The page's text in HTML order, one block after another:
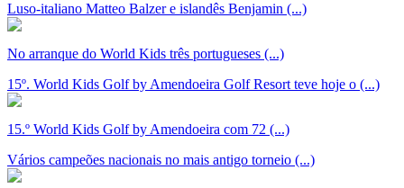
Luso-italiano Matteo Balzer e islandês Benjamin (...)
No arranque do World Kids três portugueses (...)
15º. World Kids Golf by Amendoeira Golf Resort teve hoje o (...)
15.º World Kids Golf by Amendoeira com 72 (...)
Vários campeões nacionais no mais antigo torneio (...)